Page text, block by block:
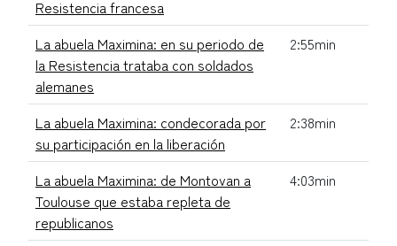
Resistencia francesa
La abuela Maximina: en su periodo de
la Resistencia trataba con soldados
alemanes
2:55min
La abuela Maximina: condecorada por
su participación en la liberación
2:38min
La abuela Maximina: de Montovan a
Toulouse que estaba repleta de
republicanos
4:03min